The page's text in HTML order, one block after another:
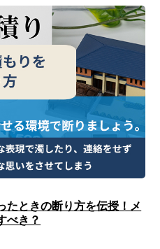
たときの断り方を伝授！メ
べき？